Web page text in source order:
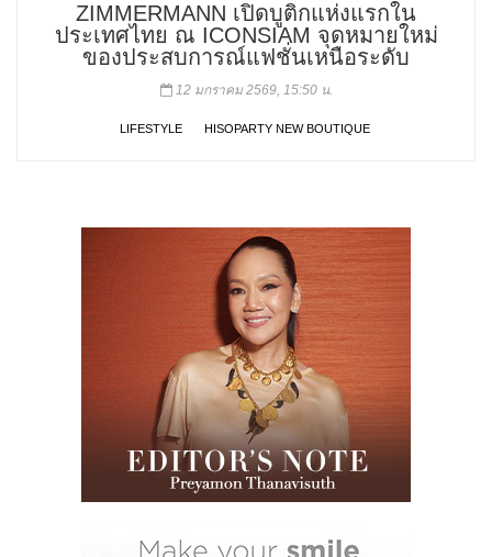
ZIMMERMANN เปิดบูติกแห่งแรกใน
ประเทศไทย ณ ICONSIAM จุดหมายใหม่
ของประสบการณ์แฟชั่นเหนือระดับ
12 มกราคม 2569, 15:50 น.
LIFESTYLE HISOPARTY NEW BOUTIQUE